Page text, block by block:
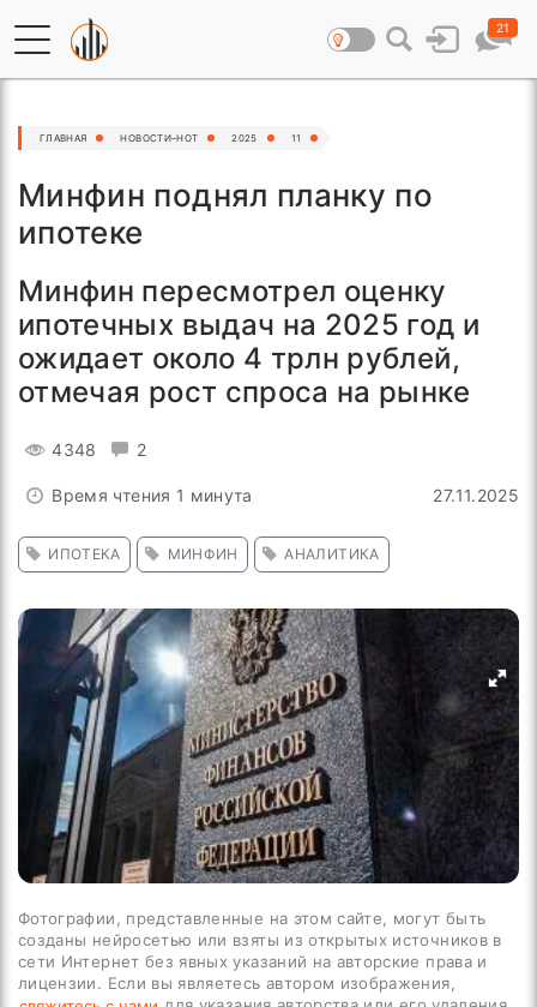
21
ГЛАВНАЯ НОВОСТИ–HOT 2025 11
Минфин поднял планку по
ипотеке
Минфин пересмотрел оценку
ипотечных выдач на 2025 год и
ожидает около 4 трлн рублей,
отмечая рост спроса на рынке
4348 2
Время чтения 1 минута 27.11.2025
ИПОТЕКА МИНФИН АНАЛИТИКА
Фотографии, представленные на этом сайте, могут быть
созданы нейросетью или взяты из открытых источников в
сети Интернет без явных указаний на авторские права и
лицензии. Если вы являетесь автором изображения,